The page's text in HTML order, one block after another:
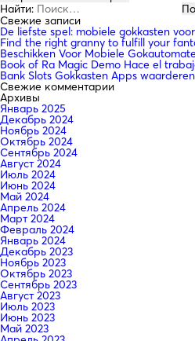
Найти:
Свежие записи
De liefste spel: mobiele gokkasten
Find the right granny to fulfill your
Beschikken Voor Mobiele
Book of Ra Magic Demo Hace el
Bank Slots Gokkasten Apps
Свежие комментарии
Архивы
Январь 2025
Декабрь 2024
Ноябрь 2024
Октябрь 2024
Сентябрь 2024
Август 2024
Июль 2024
Июнь 2024
Май 2024
Апрель 2024
Март 2024
Февраль 2024
Январь 2024
Декабрь 2023
Ноябрь 2023
Октябрь 2023
Сентябрь 2023
Август 2023
Июль 2023
Июнь 2023
Май 2023